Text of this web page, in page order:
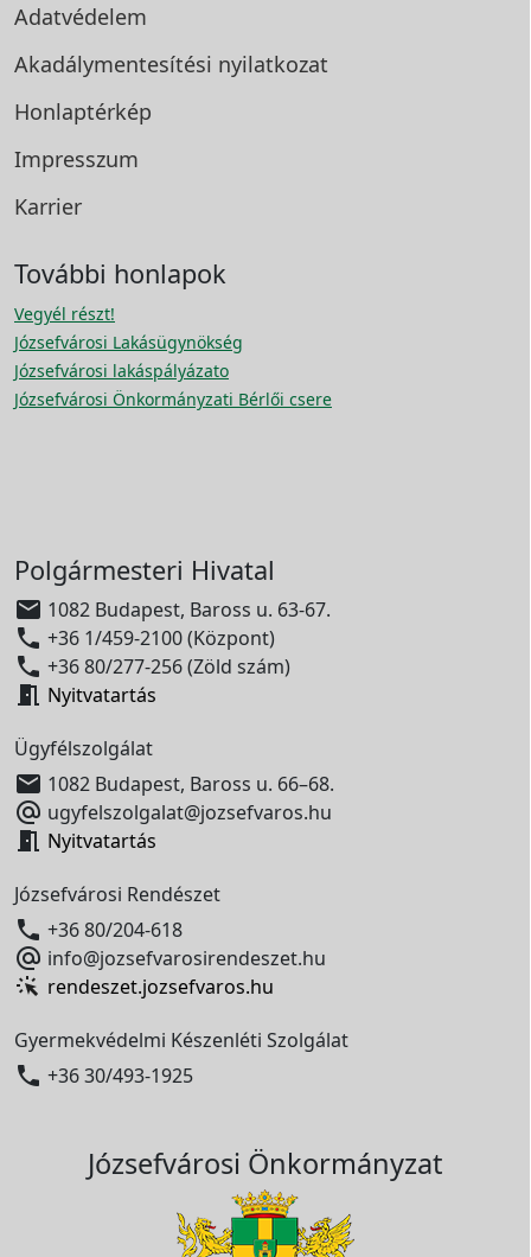
Adatvédelem
Akadálymentesítési nyilatkozat
Honlaptérkép
Impresszum
Karrier
További honlapok
Vegyél részt!
Józsefvárosi Lakásügynökség
Józsefvárosi lakáspályázato
Józsefvárosi Önkormányzati Bérlői csere
Polgármesteri Hivatal
 1082 Budapest, Baross u. 63-67.
 +36 1/459-2100 (Központ)
 +36 80/277-256 (Zöld szám)
 Nyitvatartás
Ügyfélszolgálat
 1082 Budapest, Baross u. 66–68.
 ugyfelszolgalat@jozsefvaros.hu
 Nyitvatartás
Józsefvárosi Rendészet
 +36 80/204-618
 info@jozsefvarosirendeszet.hu
rendeszet.jozsefvaros.hu
Gyermekvédelmi Készenléti Szolgálat
 +36 30/493-1925
Józsefvárosi Önkormányzat